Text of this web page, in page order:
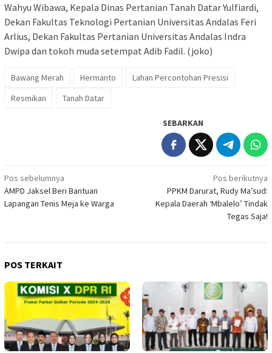
Wahyu Wibawa, Kepala Dinas Pertanian Tanah Datar Yulfiardi,
Dekan Fakultas Teknologi Pertanian Universitas Andalas Feri
Arlius, Dekan Fakultas Pertanian Universitas Andalas Indra
Dwipa dan tokoh muda setempat Adib Fadil. (joko)
Bawang Merah Hermanto
Lahan Percontohan Presisi
Resmikan
Tanah Datar
SEBARKAN
Navigasi
pos
Pos sebelumnya
AMPD Jaksel Beri Bantuan
Lapangan Tenis Meja ke Warga
Pos berikutnya
PPKM Darurat, Rudy Ma’sud:
Kepala Daerah ‘Mbalelo’ Tindak
Tegas Saja!
POS TERKAIT